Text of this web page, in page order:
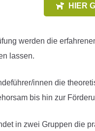
HIER
werden die
lassen.
innen die
bis hin zur
in zwei Gruppen die